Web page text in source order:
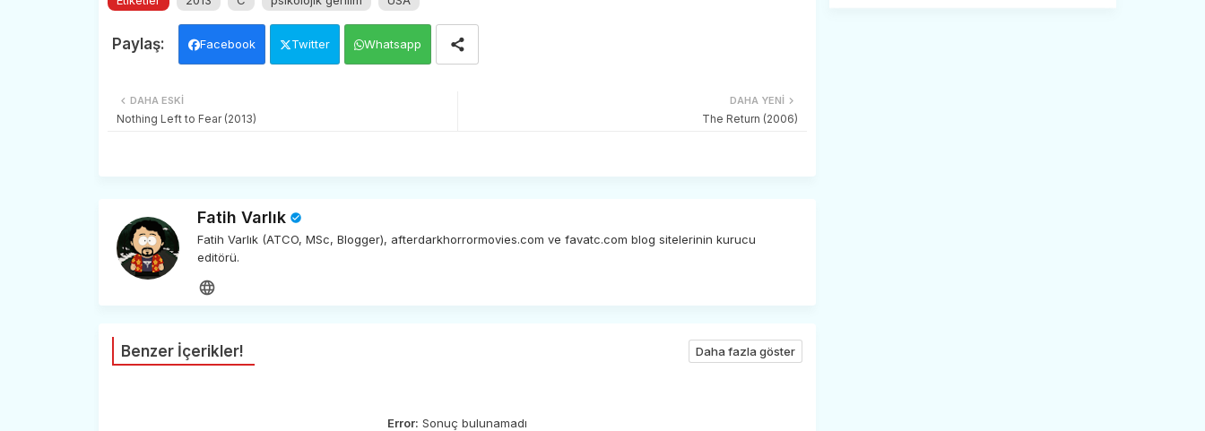
Facebook Twitter Whatsapp
DAHA YENI
The Return (2006)
DAHA ESKI
Nothing Left to Fear (2013)
Fatih Varlık
Fatih Varlık (ATCO, MSc, Blogger), afterdarkhorrormovies.com ve favatc.com blog sitelerinin kurucu
editörü.
Benzer İçerikler! Daha fazla göster
Error: Sonuç bulunamadı